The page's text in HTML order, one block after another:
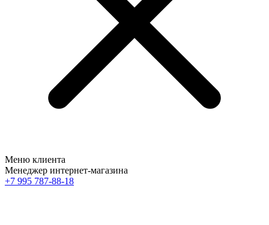
Меню клиента
Менеджер интернет-магазина
+7 995 787-88-18